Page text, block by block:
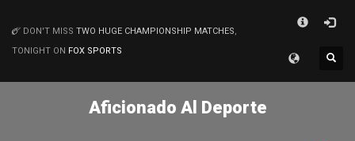
MATCHES
DON'T MISS TWO HUGE CHAMPIONSHIP MATCHES,
TONIGHT ON FOX SPORTS
Aficionado Al Deporte